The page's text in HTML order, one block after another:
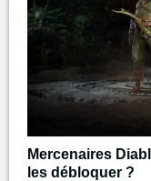
Mercenaires
les débloquer ?